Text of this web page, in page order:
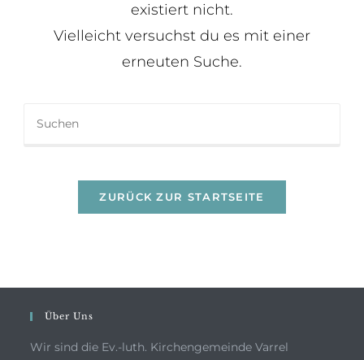
existiert nicht.
Vielleicht versuchst du es mit einer
erneuten Suche.
ZURÜCK ZUR STARTSEITE
Über Uns
Wir sind die Ev.-luth. Kirchengemeinde Varrel